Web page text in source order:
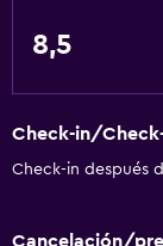
extra)
Accesibilidad
Ascensor
Ascensor
8,5
Check-in/
Check-in después
Cancelación/